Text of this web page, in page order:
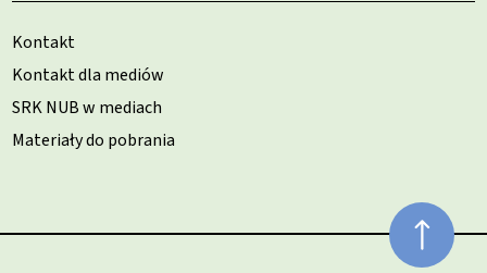
Kontakt
Kontakt dla mediów
SRK NUB w mediach
Materiały do pobrania